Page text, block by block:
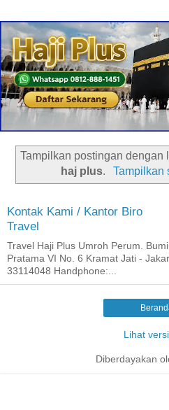
Tampilkan postingan dengan
haj plus. Tampilkan
Kontak Kami / Kantor Biro
Travel
Travel Haji Plus Umroh Perum.
Pratama VI No. 6 Kramat Jati -
33114048 Handphone:...
Lihat
Diberdayakan